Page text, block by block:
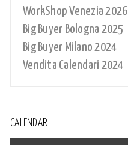
WorkShop Venezia 2026
Big Buyer Bologna 2025
Big Buyer Milano 2024
Vendita Calendari 2024
CALENDAR